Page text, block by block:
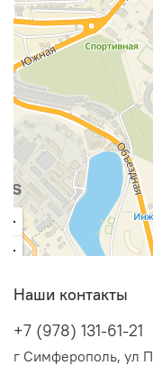
Наши контакты
+7 (978) 131-61-21
г Симферополь, ул